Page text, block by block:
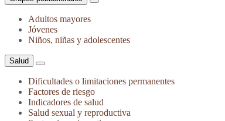
Adultos mayores
Jóvenes
Niños, niñas y adolescentes
Salud
Dificultades o limitaciones permanentes
Factores de riesgo
Indicadores de salud
Salud sexual y reproductiva